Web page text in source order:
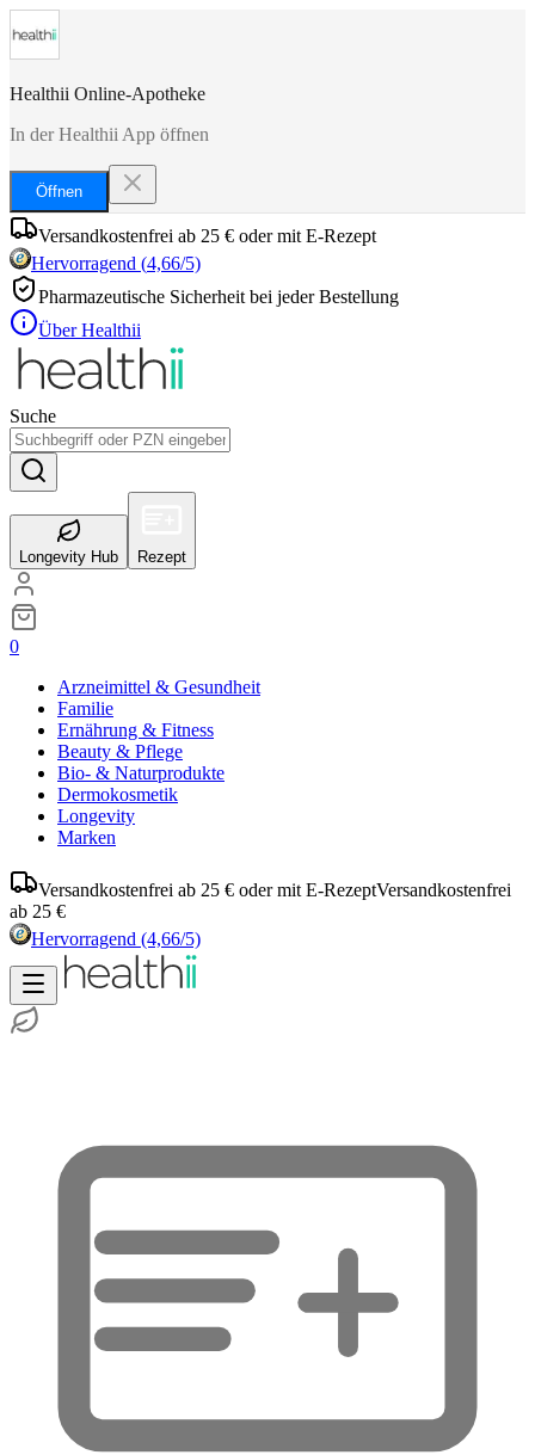
Healthii Online-Apotheke
In der Healthii App öffnen
Öffnen
Versandkostenfrei ab 25 € oder mit E-Rezept
Hervorragend (4,66/5)
Pharmazeutische Sicherheit bei jeder Bestellung
Über Healthii
Suche
Longevity Hub Rezept
0
Arzneimittel & Gesundheit
Familie
Ernährung & Fitness
Beauty & Pflege
Bio- & Naturprodukte
Dermokosmetik
Longevity
Marken
Versandkostenfrei ab 25 € oder mit E-RezeptVersandkostenfrei
ab 25 €
Hervorragend (4,66/5)